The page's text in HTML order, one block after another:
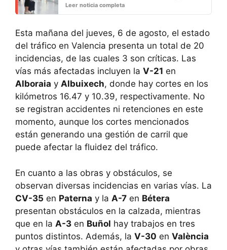
servicios mínimos
Leer noticia completa
Esta mañana del jueves, 6 de agosto, el estado
del tráfico en Valencia presenta un total de 20
incidencias, de las cuales 3 son críticas. Las
vías más afectadas incluyen la V-21 en
Alboraia y Albuixech, donde hay cortes en los
kilómetros 16.47 y 10.39, respectivamente. No
se registran accidentes ni retenciones en este
momento, aunque los cortes mencionados
están generando una gestión de carril que
puede afectar la fluidez del tráfico.
En cuanto a las obras y obstáculos, se
observan diversas incidencias en varias vías. La
CV-35 en Paterna y la A-7 en Bétera
presentan obstáculos en la calzada, mientras
que en la A-3 en Buñol hay trabajos en tres
puntos distintos. Además, la V-30 en València